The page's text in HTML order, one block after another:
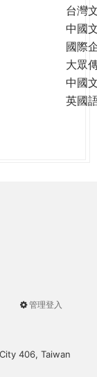
台灣
中國
國際
大眾
中國
英國
User
管理登入
406, Taiwan